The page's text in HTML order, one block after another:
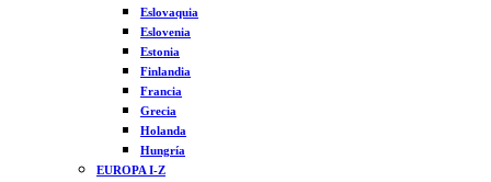
Eslovaquia
Eslovenia
Estonia
Finlandia
Francia
Grecia
Holanda
Hungría
EUROPA I-Z